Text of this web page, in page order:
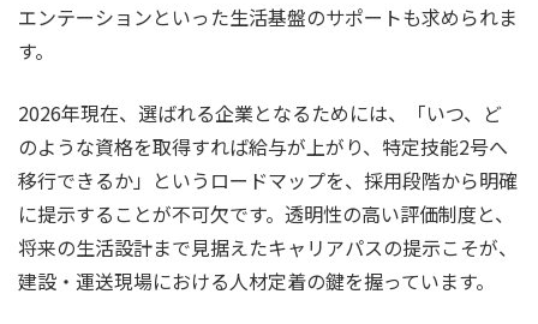
エンテーションといった生活基盤のサポートも求められま
す。
2026年現在、選ばれる企業となるためには、「いつ、ど
のような資格を取得すれば給与が上がり、特定技能2号へ
移行できるか」というロードマップを、採用段階から明確
に提示することが不可欠です。透明性の高い評価制度と、
将来の生活設計まで見据えたキャリアパスの提示こそが、
建設・運送現場における人材定着の鍵を握っています。